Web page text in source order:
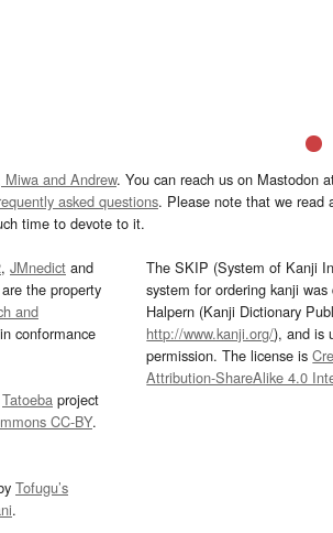
Miwa and Andrew. You can reach us on Mastodon
asked questions. Please note that we read
time to devote to it.
, JMnedict and
the property
and
conformance
Tatoeba project
CC-BY.
Tofugu’s
.
The SKIP (System of Kanji
system for ordering kanji
Halpern (Kanji Dictionary
http://www.kanji.org/), and is
permission. The license is
Attribution-ShareAlike 4.0